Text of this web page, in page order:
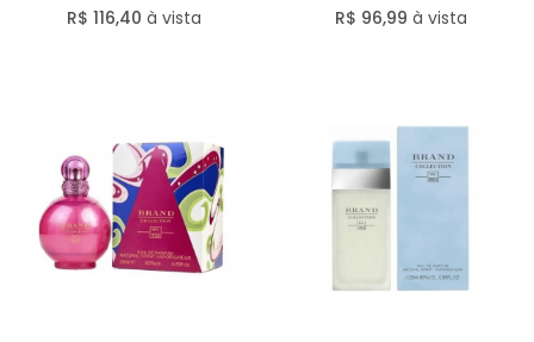
R$ 116,40 à vista R$ 96,99 à vista